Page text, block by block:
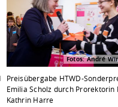
Fotos: André
Preisübergabe HTWD-
Emilia Scholz durch Prorektorin
Kathrin Harre